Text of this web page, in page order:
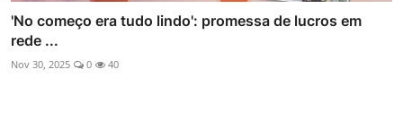
'No começo era tudo lindo': promessa de lucros em
rede ...
Nov 30, 2025 0 40